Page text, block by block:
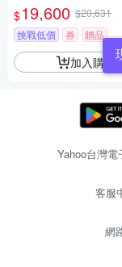
$19,600 $20,631
挑戰低價
券 贈品
加入購物
Yahoo台灣
客服
網